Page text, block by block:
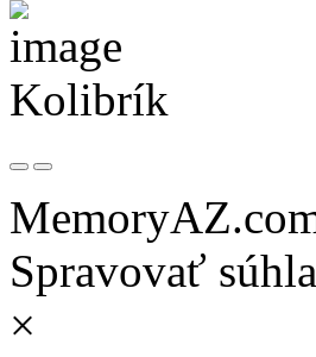
Kolibrík
Spravovať
×